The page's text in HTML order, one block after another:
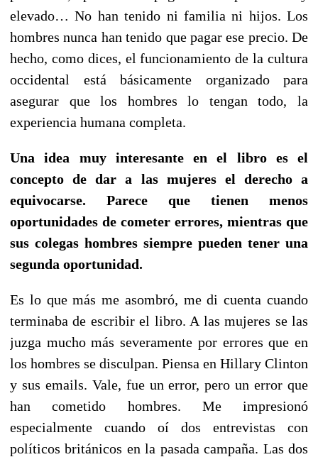
elevado… No han tenido ni familia ni hijos. Los
hombres nunca han tenido que pagar ese precio. De
hecho, como dices, el funcionamiento de la cultura
occidental está básicamente organizado para
asegurar que los hombres lo tengan todo, la
experiencia humana completa.
Una idea muy interesante en el libro es el
concepto de dar a las mujeres el derecho a
equivocarse. Parece que tienen menos
oportunidades de cometer errores, mientras que
sus colegas hombres siempre pueden tener una
segunda oportunidad.
Es lo que más me asombró, me di cuenta cuando
terminaba de escribir el libro. A las mujeres se las
juzga mucho más severamente por errores que en
los hombres se disculpan. Piensa en Hillary Clinton
y sus emails. Vale, fue un error, pero un error que
han cometido hombres. Me impresionó
especialmente cuando oí dos entrevistas con
políticos británicos en la pasada campaña. Las dos